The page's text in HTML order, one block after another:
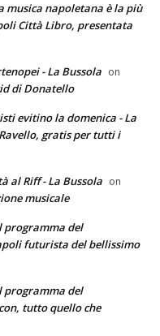
musica napoletana è la più
Città Libro, presentata
- La Bussola on
di Donatello
evitino la domenica - La
gratis per tutti i
al Riff - La Bussola on
musicale
programma del
futurista del bellissimo
programma del
tutto quello che